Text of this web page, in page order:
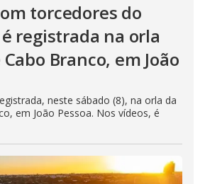
torcedores do
registrada na orla
Branco, em João
neste sábado (8), na orla da
em João Pessoa. Nos vídeos, é